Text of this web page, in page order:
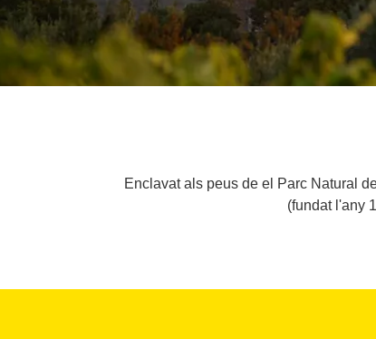
Enclavat als peus de el Parc Natural
(fundat l'any